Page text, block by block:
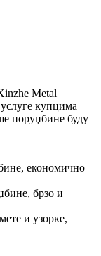
Metal
купцима
поруџбине буду
економично
брзо и
и узорке,